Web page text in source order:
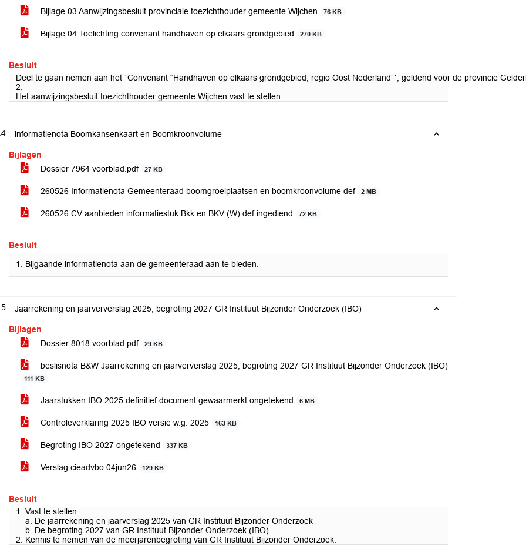
Bijlage 03 Aanwijzingsbesluit provinciale toezichthouder gemeente Wijchen 76 KB
Bijlage 04 Toelichting convenant handhaven op elkaars grondgebied 270 KB
Besluit
Deel te gaan nemen aan het `Convenant “Handhaven op elkaars grondgebied, regio Oost Nederland”`, geldend voor de provincie
2.
Het aanwijzingsbesluit toezichthouder gemeente Wijchen vast te stellen.
informatienota Boomkansenkaart en Boomkroonvolume
Bijlagen
Dossier 7964 voorblad.pdf
27 KB
260526 Informatienota Gemeenteraad boomgroeiplaatsen en boomkroonvolume def 2 MB
260526 CV aanbieden informatiestuk Bkk en BKV (W) def ingediend 72 KB
Besluit
1. Bijgaande informatienota aan de gemeenteraad aan te bieden.
Jaarrekening en jaarververslag 2025, begroting 2027 GR Instituut Bijzonder Onderzoek (IBO)
Bijlagen
Dossier 8018 voorblad.pdf
29 KB
beslisnota B&W Jaarrekening en jaarververslag 2025, begroting 2027 GR Instituut Bijzonder Onderzoek (IBO)
111 KB
Jaarstukken IBO 2025 definitief document gewaarmerkt ongetekend 6 MB
Controleverklaring 2025 IBO versie w.g. 2025 163 KB
Begroting IBO 2027 ongetekend 337 KB
Verslag cieadvbo 04jun26 129 KB
Besluit
1. Vast te stellen:
a. De jaarrekening en jaarverslag 2025 van GR Instituut Bijzonder Onderzoek
b. De begroting 2027 van GR Instituut Bijzonder Onderzoek (IBO)
2. Kennis te nemen van de meerjarenbegroting van GR Instituut Bijzonder Onderzoek.